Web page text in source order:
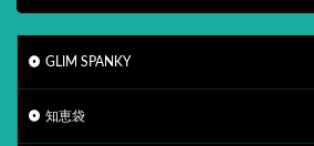
GLIM SPANKY
知恵袋